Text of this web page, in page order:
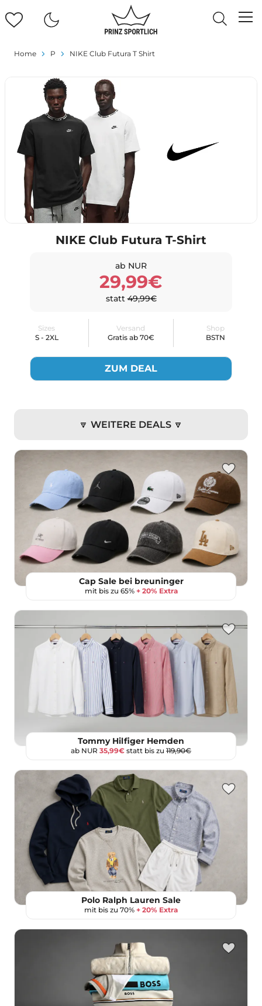
Home P NIKE Club Futura T Shirt
NIKE Club Futura T-Shirt
ab NUR
29,99€
statt49,99€
Sizes
S - 2XL
Versand
Gratis ab 70€
Shop
BSTN
ZUM DEAL
🔽 WEITERE DEALS 🔽
Cap Sale bei breuninger
mit bis zu 65% + 20% Extra
Tommy Hilfiger Hemden
ab NUR 35,99€ statt bis zu 119,90€
Polo Ralph Lauren Sale
mit bis zu 70% + 20% Extra